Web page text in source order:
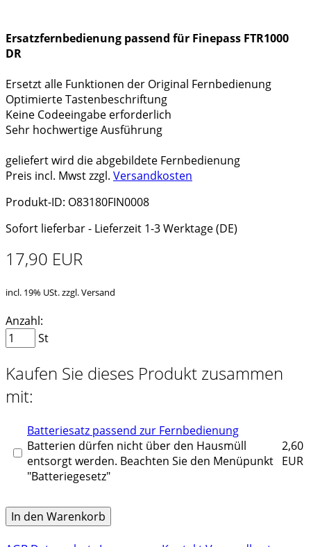
Ersatzfernbedienung passend für Finepass FTR1000
DR
Ersetzt alle Funktionen der Original Fernbedienung
Optimierte Tastenbeschriftung
Keine Codeeingabe erforderlich
Sehr hochwertige Ausführung
geliefert wird die abgebildete Fernbedienung
Preis incl. Mwst zzgl. Versandkosten
Produkt-ID: O83180FIN0008
Sofort lieferbar - Lieferzeit 1-3 Werktage (DE)
17,90 EUR
incl. 19% USt. zzgl. Versand
Anzahl:
St
Kaufen Sie dieses Produkt zusammen
mit:
Batteriesatz passend zur Fernbedienung
Batterien dürfen nicht über den Hausmüll
entsorgt werden. Beachten Sie den Menüpunkt
"Batteriegesetz"
2,60
EUR
In den Warenkorb